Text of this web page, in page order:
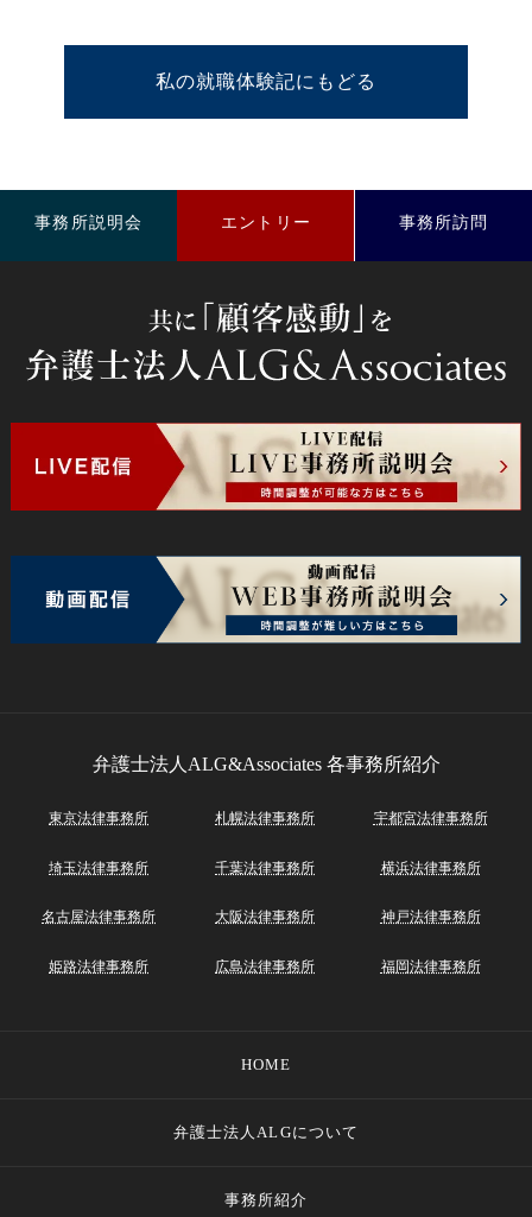
私の就職体験記にもどる
弁護士法人ALG&Associates 各事務所紹介
東京法律事務所 札幌法律事務所 宇都宮法律事務所
埼玉法律事務所 千葉法律事務所 横浜法律事務所
名古屋法律事務所 大阪法律事務所 神戸法律事務所
姫路法律事務所 広島法律事務所 福岡法律事務所
HOME
弁護士法人ALGについて
事務所紹介